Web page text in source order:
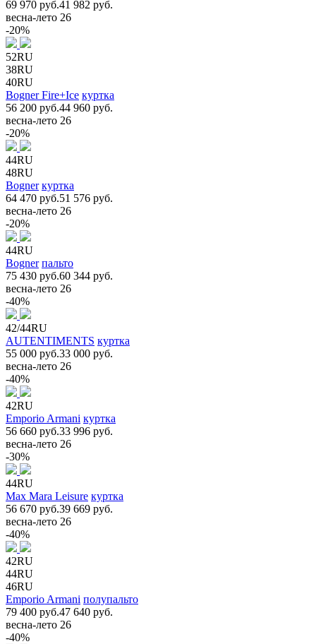
69 970 руб.41 982 руб.
весна-лето 26
-20%
52RU
38RU
40RU
Bogner Fire+Ice куртка
56 200 руб.44 960 руб.
весна-лето 26
-20%
44RU
48RU
Bogner куртка
64 470 руб.51 576 руб.
весна-лето 26
-20%
44RU
Bogner пальто
75 430 руб.60 344 руб.
весна-лето 26
-40%
42/44RU
AUTENTIMENTS куртка
55 000 руб.33 000 руб.
весна-лето 26
-40%
42RU
Emporio Armani куртка
56 660 руб.33 996 руб.
весна-лето 26
-30%
44RU
Max Mara Leisure куртка
56 670 руб.39 669 руб.
весна-лето 26
-40%
42RU
44RU
46RU
Emporio Armani полупальто
79 400 руб.47 640 руб.
весна-лето 26
-40%